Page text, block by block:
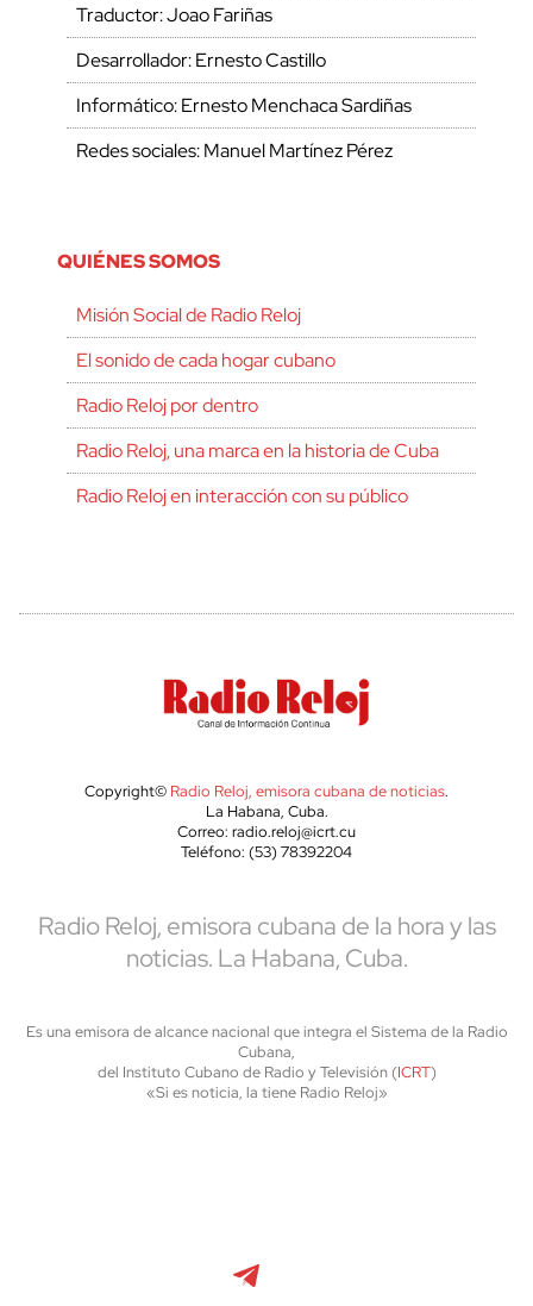
Traductor: Joao Fariñas
Desarrollador: Ernesto Castillo
Informático: Ernesto Menchaca Sardiñas
Redes sociales: Manuel Martínez Pérez
QUIÉNES SOMOS
Misión Social de Radio Reloj
El sonido de cada hogar cubano
Radio Reloj por dentro
Radio Reloj, una marca en la historia de Cuba
Radio Reloj en interacción con su público
Copyright© Radio Reloj, emisora cubana de noticias.
La Habana, Cuba.
Correo: radio.reloj@icrt.cu
Teléfono: (53) 78392204
Radio Reloj, emisora cubana de la hora y las
noticias. La Habana, Cuba.
Es una emisora de alcance nacional que integra el Sistema de la Radio
Cubana,
del Instituto Cubano de Radio y Televisión (ICRT)
«Si es noticia, la tiene Radio Reloj»